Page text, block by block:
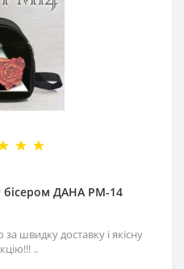
бісером ДАНА РМ-14
швидку доставку і якісну
..